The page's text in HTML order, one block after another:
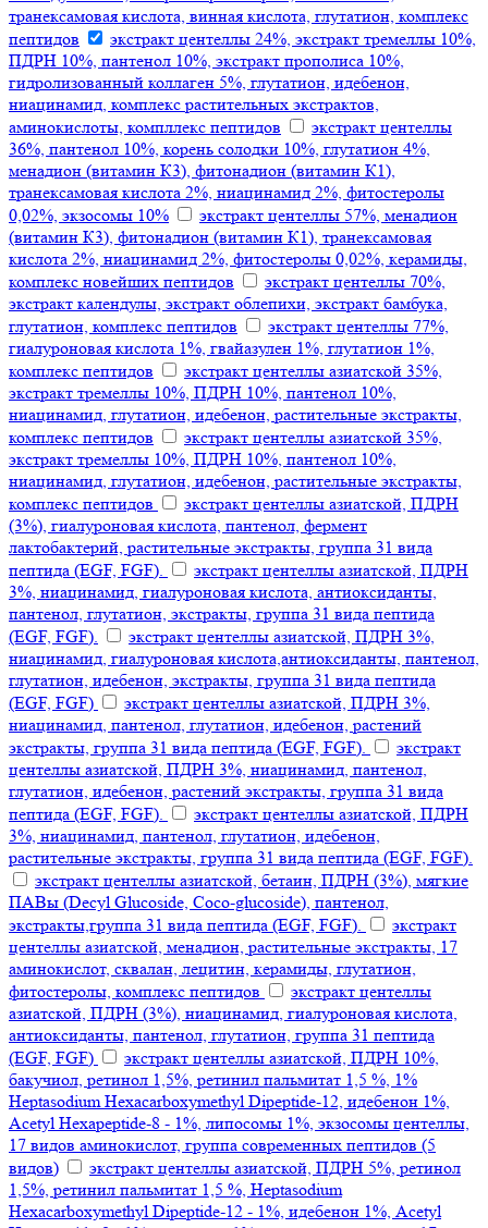
транексамовая кислота, винная кислота, глутатион, комплекс
пептидов
экстракт центеллы 24%, экстракт тремеллы 10%,
ПДРН 10%, пантенол 10%, экстракт прополиса 10%,
гидролизованный коллаген 5%, глутатион, идебенон,
ниацинамид, комплекс растительных экстрактов,
аминокислоты, компллекс пептидов
экстракт центеллы
36%, пантенол 10%, корень солодки 10%, глутатион 4%,
менадион (витамин К3), фитонадион (витамин К1),
транексамовая кислота 2%, ниацинамид 2%, фитостеролы
0,02%, экзосомы 10%
экстракт центеллы 57%, менадион
(витамин К3), фитонадион (витамин К1), транексамовая
кислота 2%, ниацинамид 2%, фитостеролы 0,02%, керамиды,
комплекс новейших пептидов
экстракт центеллы 70%,
экстракт календулы, экстракт облепихи, экстракт бамбука,
глутатион, комплекс пептидов
экстракт центеллы 77%,
гиалуроновая кислота 1%, гвайазулен 1%, глутатион 1%,
комплекс пептидов
экстракт центеллы азиатской 35%,
экстракт тремеллы 10%, ПДРН 10%, пантенол 10%,
ниацинамид, глутатион, идебенон, растительные экстракты,
комплекс пептидов
экстракт центеллы азиатской 35%,
экстракт тремеллы 10%, ПДРН 10%, пантенол 10%,
ниацинамид, глутатион, идебенон, растительные экстракты,
комплекс пептидов
экстракт центеллы азиатской, ПДРН
(3%), гиалуроновая кислота, пантенол, фермент
лактобактерий, растительные экстракты, группа 31 вида
пептида (EGF, FGF).
экстракт центеллы азиатской, ПДРН
3%, ниацинамид, гиалуроновая кислота, антиоксиданты,
пантенол, глутатион, экстракты, группа 31 вида пептида
(EGF, FGF).
экстракт центеллы азиатской, ПДРН 3%,
ниацинамид, гиалуроновая кислота,антиоксиданты, пантенол,
глутатион, идебенон, экстракты, группа 31 вида пептида
(EGF, FGF)
экстракт центеллы азиатской, ПДРН 3%,
ниацинамид, пантенол, глутатион, идебенон, растений
экстракты, группа 31 вида пептида (EGF, FGF).
экстракт
центеллы азиатской, ПДРН 3%, ниацинамид, пантенол,
глутатион, идебенон, растений экстракты, группа 31 вида
пептида (EGF, FGF).
экстракт центеллы азиатской, ПДРН
3%, ниацинамид, пантенол, глутатион, идебенон,
растительные экстракты, группа 31 вида пептида (EGF, FGF).
экстракт центеллы азиатской, бетаин, ПДРН (3%), мягкие
ПАВы (Decyl Glucoside, Coco-glucoside), пантенол,
экстракты,группа 31 вида пептида (EGF, FGF).
экстракт
центеллы азиатской, менадион, растительные экстракты, 17
аминокислот, сквалан, лецитин, керамиды, глутатион,
фитостеролы, комплекс пептидов
экстракт центеллы
азиатской, ПДРН (3%), ниацинамид, гиалуроновая кислота,
антиоксиданты, пантенол, глутатион, группа 31 пептида
(EGF, FGF)
экстракт центеллы азиатской, ПДРН 10%,
бакучиол, ретинол 1,5%, ретинил пальмитат 1,5 %, 1%
Heptasodium Hexacarboxymethyl Dipeptide-12, идебенон 1%,
Acetyl Hexapeptide-8 - 1%, липосомы 1%, экзосомы центеллы,
17 видов аминокислот, группа современных пептидов (5
видов)
экстракт центеллы азиатской, ПДРН 5%, ретинол
1,5%, ретинил пальмитат 1,5 %, Heptasodium
Hexacarboxymethyl Dipeptide-12 - 1%, идебенон 1%, Acetyl